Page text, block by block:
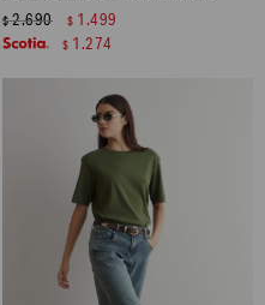
$2.690 $ 1.499
$ 1.274